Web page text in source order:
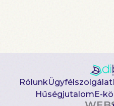
RólunkÜgyfélszolgálat
HűségjutalomE-